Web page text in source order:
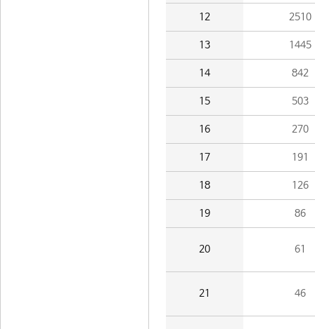
12 2510
13 1445
14 842
15 503
16 270
17 191
18 126
19 86
20 61
21 46